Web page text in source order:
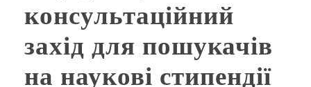
консультаційний
захід для пошукачів
на наукові стипендії